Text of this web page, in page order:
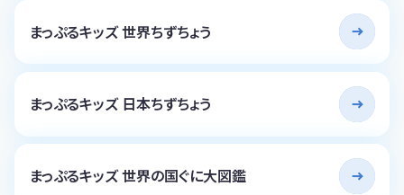
まっぷるキッズ 世界ちずちょう
まっぷるキッズ 日本ちずちょう
まっぷるキッズ 世界の国ぐに大図鑑